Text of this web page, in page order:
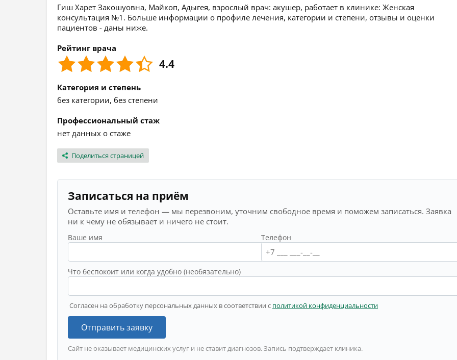
Гиш Харет Закошуовна, Майкоп, Адыгея, взрослый врач: акушер, работает в клинике: Женская
консультация №1. Больше информации о профиле лечения, категории и степени, отзывы и оценки
пациентов - даны ниже.
Рейтинг врача
4.4
Категория и степень
без категории, без степени
Профессиональный стаж
нет данных о стаже
Поделиться страницей
Записаться на приём
Оставьте имя и телефон — мы перезвоним, уточним свободное время и поможем записаться. Заявка
ни к чему не обязывает и ничего не стоит.
Ваше имя Телефон
Что беспокоит или когда удобно (необязательно)
Согласен на обработку персональных данных в соответствии с политикой конфиденциальности
Отправить заявку
Сайт не оказывает медицинских услуг и не ставит диагнозов. Запись подтверждает клиника.